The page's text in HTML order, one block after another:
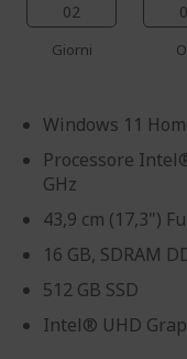
02
Giorni
Windows 11
Processore
GHz
43,9 cm (17,3")
16 GB, SDRAM
512 GB SSD
Intel® UHD